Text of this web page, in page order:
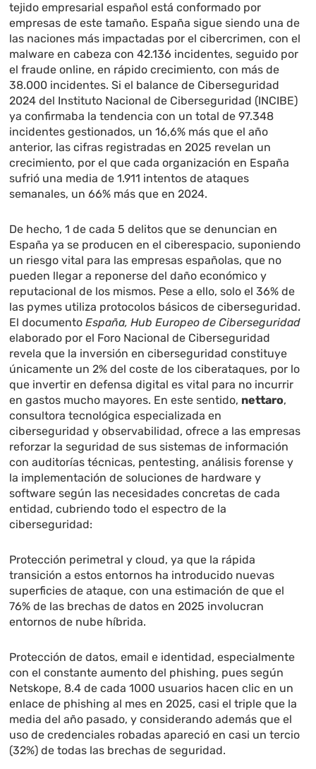
tejido empresarial español está conformado por
empresas de este tamaño. España sigue siendo una de
las naciones más impactadas por el cibercrimen, con el
malware en cabeza con 42.136 incidentes, seguido por
el fraude online, en rápido crecimiento, con más de
38.000 incidentes. Si el balance de Ciberseguridad
2024 del Instituto Nacional de Ciberseguridad (INCIBE)
ya confirmaba la tendencia con un total de 97.348
incidentes gestionados, un 16,6% más que el año
anterior, las cifras registradas en 2025 revelan un
crecimiento, por el que cada organización en España
sufrió una media de 1.911 intentos de ataques
semanales, un 66% más que en 2024.
De hecho, 1 de cada 5 delitos que se denuncian en
España ya se producen en el ciberespacio, suponiendo
un riesgo vital para las empresas españolas, que no
pueden llegar a reponerse del daño económico y
reputacional de los mismos. Pese a ello, solo el 36% de
las pymes utiliza protocolos básicos de ciberseguridad.
El documentoEspaña, Hub Europeo de Ciberseguridad
elaborado por el Foro Nacional de Ciberseguridad
revela que la inversión en ciberseguridad constituye
únicamente un 2% del coste de los ciberataques, por lo
que invertir en defensa digital es vital para no incurrir
en gastos mucho mayores. En este sentido, nettaro,
consultora tecnológica especializada en
ciberseguridad y observabilidad, ofrece a las empresas
reforzar la seguridad de sus sistemas de información
con auditorías técnicas, pentesting, análisis forense y
la implementación de soluciones de hardware y
software según las necesidades concretas de cada
entidad, cubriendo todo el espectro de la
ciberseguridad:
Protección perimetral y cloud, ya que la rápida
transición a estos entornos ha introducido nuevas
superficies de ataque, con una estimación de que el
76% de las brechas de datos en 2025 involucran
entornos de nube híbrida.
Protección de datos, email e identidad, especialmente
con el constante aumento del phishing, pues según
Netskope, 8.4 de cada 1000 usuarios hacen clic en un
enlace de phishing al mes en 2025, casi el triple que la
media del año pasado, y considerando además que el
uso de credenciales robadas apareció en casi un tercio
(32%) de todas las brechas de seguridad.